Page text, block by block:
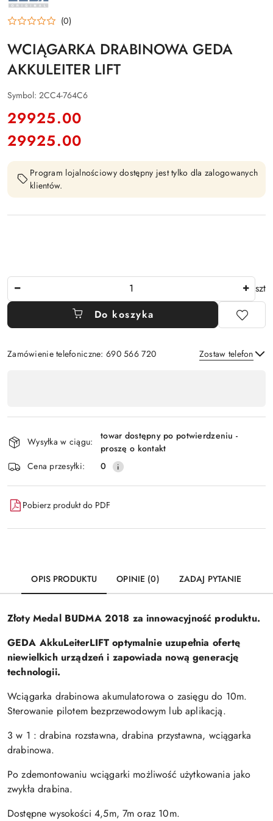
(0)
WCIĄGARKA DRABINOWA GEDA
AKKULEITER LIFT
Symbol: 2CC4-764C6
cena:
29925.00
Cena:
29925.00
Program lojalnościowy dostępny jest tylko dla zalogowanych
klientów.
szt
Do koszyka
Zamówienie telefoniczne: 690 566 720 Zostaw telefon
płatność
dostawa
Wysyłka w ciągu:
towar dostępny po potwierdzeniu -
proszę o kontakt
Cena przesyłki:
0
Pobierz produkt do PDF
OPIS PRODUKTU OPINIE (0) ZADAJ PYTANIE
Złoty Medal BUDMA 2018 za innowacyjność produktu.
GEDA AkkuLeiterLIFT optymalnie uzupełnia ofertę
niewielkich urządzeń i zapowiada nową generację
technologii.
Wciągarka drabinowa akumulatorowa o zasięgu do 10m.
Sterowanie pilotem bezprzewodowym lub aplikacją.
3 w 1 : drabina rozstawna, drabina przystawna, wciągarka
drabinowa.
Po zdemontowaniu wciągarki możliwość użytkowania jako
zwykła drabina.
Dostępne wysokości 4,5m, 7m oraz 10m.